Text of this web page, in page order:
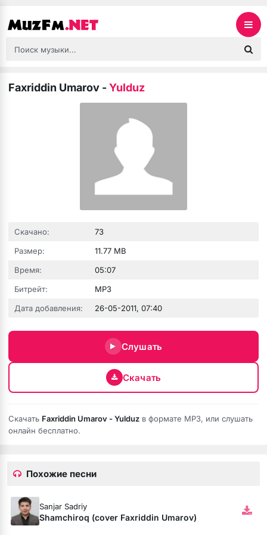
Faxriddin Umarov -Yulduz
Скачано:
73
Размер:
11.77 MB
Время:
05:07
Битрейт:
MP3
Дата добавления:
26-05-2011, 07:40
Слушать
Скачать
Скачать Faxriddin Umarov - Yulduz в формате MP3, или слушать
онлайн бесплатно.
Похожие песни
Sanjar Sadriy
Shamchiroq (cover Faxriddin Umarov)